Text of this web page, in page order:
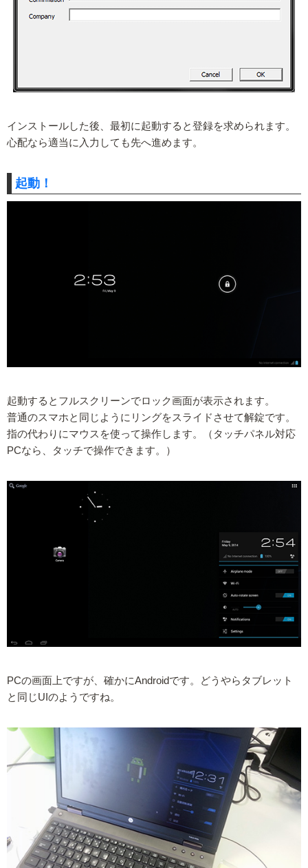
インストールした後、最初に起動すると登録を求められます。
心配なら適当に入力しても先へ進めます。
起動！
起動するとフルスクリーンでロック画面が表示されます。
普通のスマホと同じようにリングをスライドさせて解錠です。
指の代わりにマウスを使って操作します。（タッチパネル対応
PCなら、タッチで操作できます。）
PCの画面上ですが、確かにAndroidです。どうやらタブレット
と同じUIのようですね。